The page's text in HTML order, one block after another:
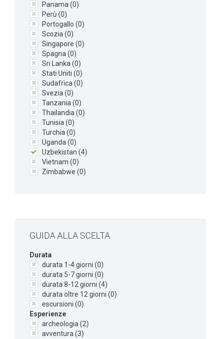
Panama (0)
Perù (0)
Portogallo (0)
Scozia (0)
Singapore (0)
Spagna (0)
Sri Lanka (0)
Stati Uniti (0)
Sudafrica (0)
Svezia (0)
Tanzania (0)
Thailandia (0)
Tunisia (0)
Turchia (0)
Uganda (0)
Uzbekistan (4)
Vietnam (0)
Zimbabwe (0)
GUIDA ALLA SCELTA
Durata
durata 1-4 giorni (0)
durata 5-7 giorni (0)
durata 8-12 giorni (4)
durata oltre 12 giorni (0)
escursioni (0)
Esperienze
archeologia (2)
avventura (3)